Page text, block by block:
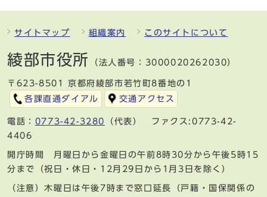
サイトマップ 組織案内 このサイトについて
綾部市役所 （法人番号：3000020262030）
〒623-8501 京都府綾部市若竹町8番地の1
各課直通ダイアル
交通アクセス
電話： 0773-42-3280
（代表） ファクス:0773-42-
4406
開庁時間 月曜日から金曜日の午前8時30分から午後5時15
分まで（祝日・休日・12月29日から1月3日を除く）
（注意）木曜日は午後7時まで窓口延長（戸籍・国保関係の